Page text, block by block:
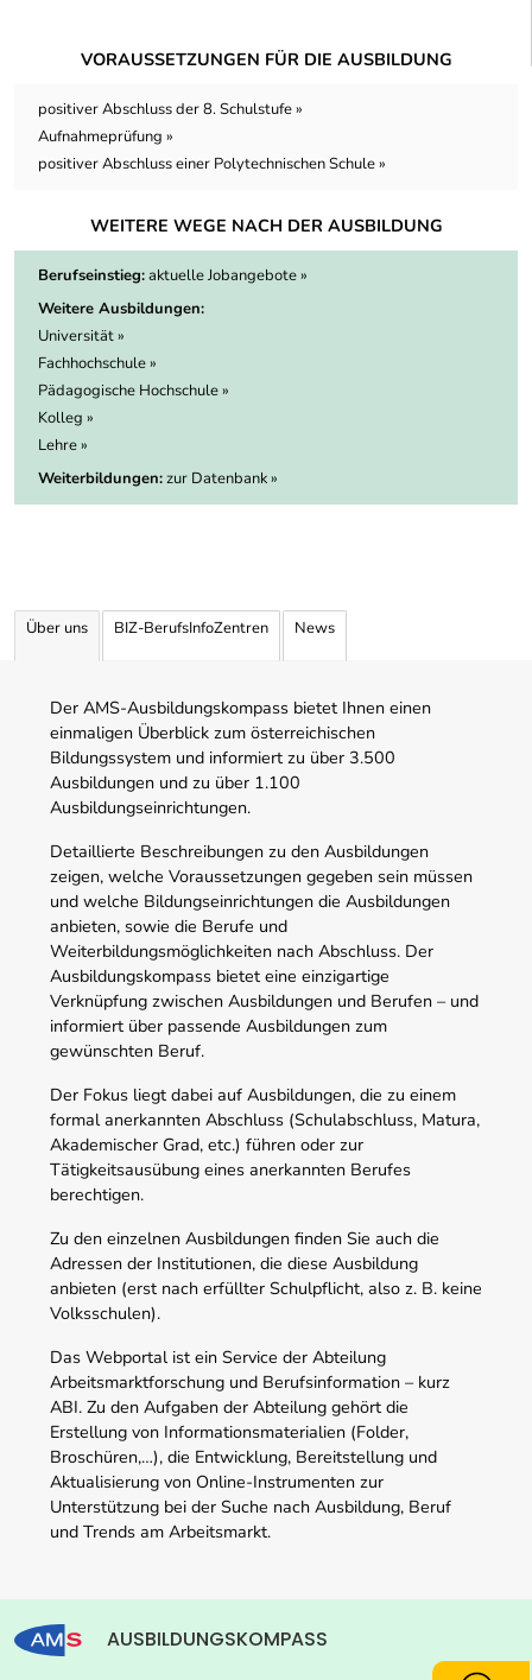
VORAUSSETZUNGEN FÜR DIE AUSBILDUNG
positiver Abschluss der 8. Schulstufe »
Aufnahmeprüfung »
positiver Abschluss einer Polytechnischen Schule »
WEITERE WEGE NACH DER AUSBILDUNG
Berufseinstieg:aktuelle Jobangebote »
Weitere Ausbildungen:
Universität »
Fachhochschule »
Pädagogische Hochschule »
Kolleg »
Lehre »
Weiterbildungen:zur Datenbank »
Über uns BIZ-BerufsInfoZentren News
Der AMS-Ausbildungskompass bietet Ihnen einen
einmaligen Überblick zum österreichischen
Bildungssystem und informiert zu über 3.500
Ausbildungen und zu über 1.100
Ausbildungseinrichtungen.
Detaillierte Beschreibungen zu den Ausbildungen
zeigen, welche Voraussetzungen gegeben sein müssen
und welche Bildungseinrichtungen die Ausbildungen
anbieten, sowie die Berufe und
Weiterbildungsmöglichkeiten nach Abschluss. Der
Ausbildungskompass bietet eine einzigartige
Verknüpfung zwischen Ausbildungen und Berufen – und
informiert über passende Ausbildungen zum
gewünschten Beruf.
Der Fokus liegt dabei auf Ausbildungen, die zu einem
formal anerkannten Abschluss (Schulabschluss, Matura,
Akademischer Grad, etc.) führen oder zur
Tätigkeitsausübung eines anerkannten Berufes
berechtigen.
Zu den einzelnen Ausbildungen finden Sie auch die
Adressen der Institutionen, die diese Ausbildung
anbieten (erst nach erfüllter Schulpflicht, also z. B. keine
Volksschulen).
Das Webportal ist ein Service der Abteilung
Arbeitsmarktforschung und Berufsinformation – kurz
ABI. Zu den Aufgaben der Abteilung gehört die
Erstellung von Informationsmaterialien (Folder,
Broschüren,…), die Entwicklung, Bereitstellung und
Aktualisierung von Online-Instrumenten zur
Unterstützung bei der Suche nach Ausbildung, Beruf
und Trends am Arbeitsmarkt.
AUSBILDUNGSKOMPASS